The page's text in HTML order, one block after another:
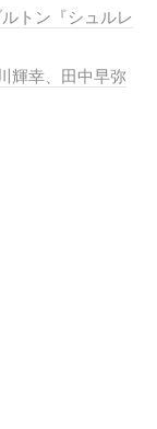
トン『シュルレ
輝幸、田中早弥